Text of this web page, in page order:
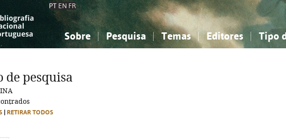
PT EN FR
Sobre Pesquisa Temas
Ciências sociais...
Editores Tipo
Ciências sociais...
de pesquisa
RETIRAR TODOS